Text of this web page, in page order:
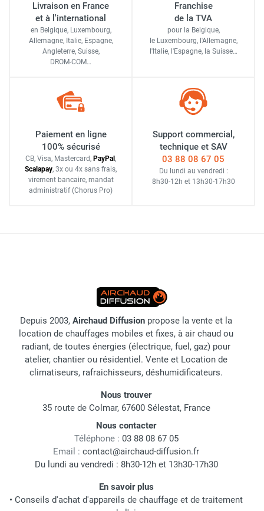
Livraison en France
et à l'international
en Belgique, Luxembourg,
Allemagne, Italie, Espagne,
Angleterre, Suisse,
DROM-COM…
Franchise
de la TVA
pour la Belgique,
le Luxembourg, l'Allemagne,
l'Italie, l'Espagne, la Suisse…
Paiement en ligne
100% sécurisé
CB, Visa, Mastercard, PayPal ,
Scalapay, 3x ou 4x sans frais,
virement bancaire, mandat
administratif (Chorus Pro)
Support commercial,
technique et SAV
03 88 08 67 05
Du lundi au vendredi :
8h30-12h et 13h30-17h30
Depuis 2003, Airchaud Diffusion propose la vente et la
location de chauffages mobiles et fixes, à air chaud ou
radiant, de toutes énergies (électrique, fuel, gaz) pour
atelier, chantier ou résidentiel. Vente et Location de
climatiseurs, rafraichisseurs, déshumidificateurs.
Nous trouver
35 route de Colmar, 67600 Sélestat, France
Nous contacter
Téléphone : 03 88 08 67 05
Email : contact@airchaud-diffusion.fr
Du lundi au vendredi : 8h30-12h et 13h30-17h30
En savoir plus
• Conseils d'achat d'appareils de chauffage et de traitement